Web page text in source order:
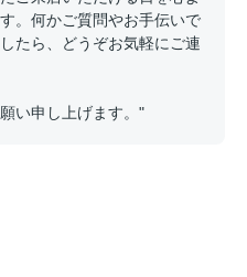
。何かご質問やお手伝いで
たら、どうぞお気軽にご連
い申し上げます。"